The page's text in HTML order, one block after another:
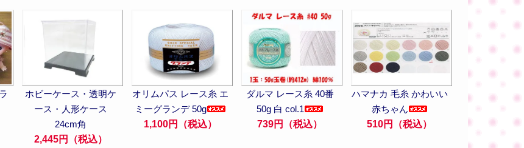
ホビーケース・透明ケ
ース・人形ケース
24cm角
2,445円（税込）
オリムパス レース糸 エ
ミーグランデ 50g
1,100円（税込）
ダルマ レース糸 40番
50g 白 col.1
739円（税込）
ハマナカ 毛糸 かわいい
赤ちゃん
510円（税込）